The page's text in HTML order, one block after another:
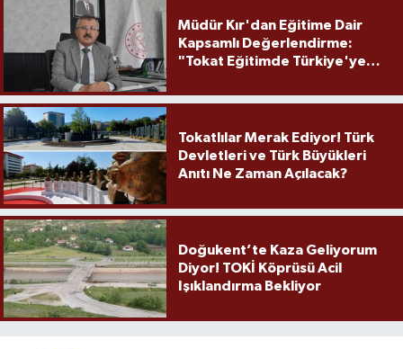
Müdür Kır'dan Eğitime Dair
Kapsamlı Değerlendirme:
"Tokat Eğitimde Türkiye'ye
Tokatlılar Merak Ediyor! Türk
Devletleri ve Türk Büyükleri
Anıtı Ne Zaman Açılacak?
Doğukent’te Kaza Geliyorum
Diyor! TOKİ Köprüsü Acil
Işıklandırma Bekliyor